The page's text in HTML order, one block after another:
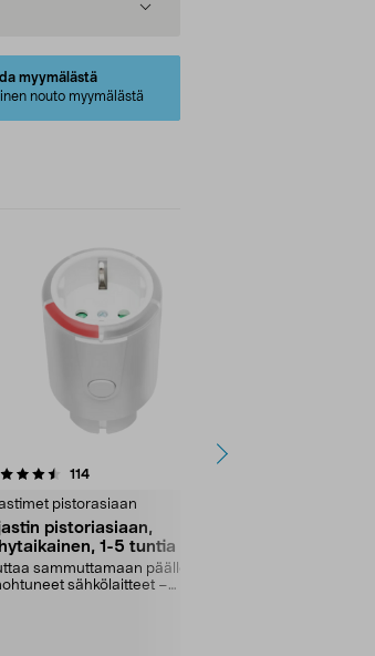
myymälästä
nouto myymälästä
114arvostelut
pistorasiaan
pistoriasiaan,
1-5 tuntia
sammuttamaan päälle
sähkölaitteet –
4.5 viidestä